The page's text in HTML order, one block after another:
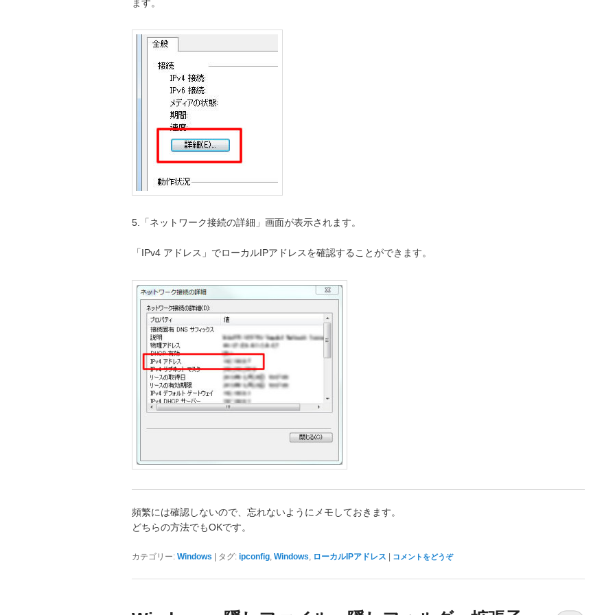
ます。
5.「ネットワーク接続の詳細」画面が表示されます。
「IPv4 アドレス」でローカルIPアドレスを確認することができます。
頻繁には確認しないので、忘れないようにメモしておきます。
どちらの方法でもOKです。
カテゴリー: Windows タグ: ipconfig Windows ローカルIPアドレス コメントをどうぞ